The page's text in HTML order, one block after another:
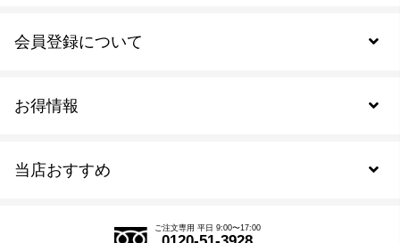
当店おすすめ
お得情報
会員登録について
会員規約について
ご注文専用 平日 9:00〜17:00